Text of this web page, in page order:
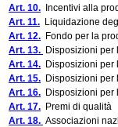
Art. 10. Incentivi alla
Art. 11. Liquidazione
Art. 12. Fondo per la
Art. 13. Disposizioni per
Art. 14. Disposizioni per
Art. 15. Disposizioni per
Art. 16. Disposizioni per
Art. 17. Premi di qualità
Art. 18. Associazioni